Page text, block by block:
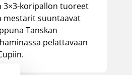
3×3-koripallon tuoreet
mestarit suuntaavat
Tanskan
pelattavaan